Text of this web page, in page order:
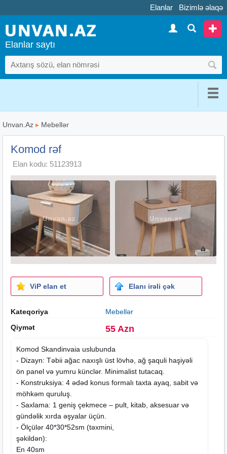
Elanlar Bizimlə əlaqə
Elanlar saytı
Unvan.Az ▸ Mebellər
Komod rəf
Elan kodu: 51123913
ViP elan et Elanı irəli çək
Kateqoriya
Mebellər
Qiymət
55 Azn
Komod Skandinvaia uslubunda
- Dizayn: Təbii ağac naxışlı üst lövhə, ağ şaquli haşiyəli
ön panel və yumru künclər. Minimalist tutacaq.
- Konstruksiya: 4 ədəd konus formalı taxta ayaq, sabit və
möhkəm quruluş.
- Saxlama: 1 geniş çekmece – pult, kitab, aksesuar və
gündəlik xırda əşyalar üçün.
- Ölçülər 40*30*52sm (təxmini,
şəkildən):
En 40sm